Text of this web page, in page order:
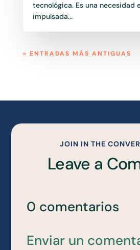
tecnológica. Es una necesidad
impulsada...
« ENTRADAS MÁS ANTIGUAS
JOIN IN THE
Leave a
0 comentarios
Enviar un